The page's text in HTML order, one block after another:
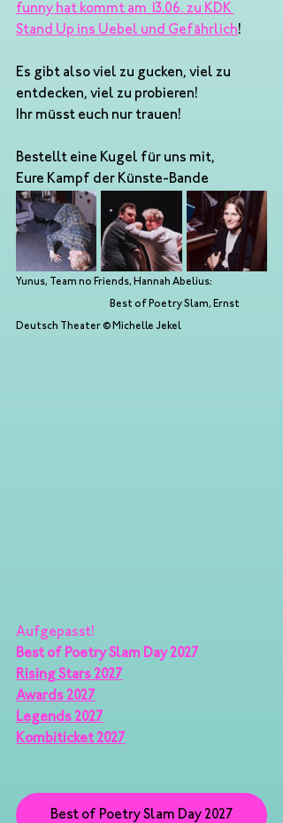
funny hat kommt am 13.06. zu KDK
Stand Up ins Uebel und Gefährlich!
Es gibt also viel zu gucken, viel zu
entdecken, viel zu probieren!
Ihr müsst euch nur trauen!
Bestellt eine Kugel für uns mit,
Eure Kampf der Künste-Bande
Yunus, Team no Friends, Hannah Abelius:
                                                     Best of Poetry Slam, Ernst
Deutsch Theater © Michelle Jekel
Aufgepasst!
Best of Poetry Slam Day 2027
Rising Stars 2027
Awards 2027
Legends 2027
Kombiticket 2027
Best of Poetry Slam Day 2027